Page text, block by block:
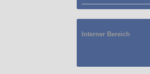
Interner Bereich